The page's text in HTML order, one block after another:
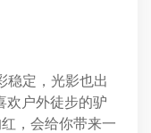
稳定，光影也出
欢户外徒步的驴
，会给你带来一